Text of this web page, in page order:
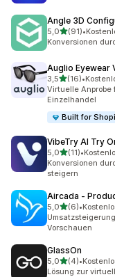
Angle 3D
5,0von 5 Sternen
(91)
91 Rezensionen
•
Konversionen
Auglio Eyewear
3,5von 5 Sternen
(16)
16 Rezensionen
•
Virtuelle Anprobe
Einzelhandel
Built for
VibeTry AI Try
5,0von 5 Sternen
(11)
11 Rezensionen
•
Konversionen
steigern
Aircada ‑
5,0von 5 Sternen
(6)
6 Rezensionen
•
Vorschauen
GlassOn
5,0von 5 Sternen
(4)
4 Rezensionen
•
Lösung zur